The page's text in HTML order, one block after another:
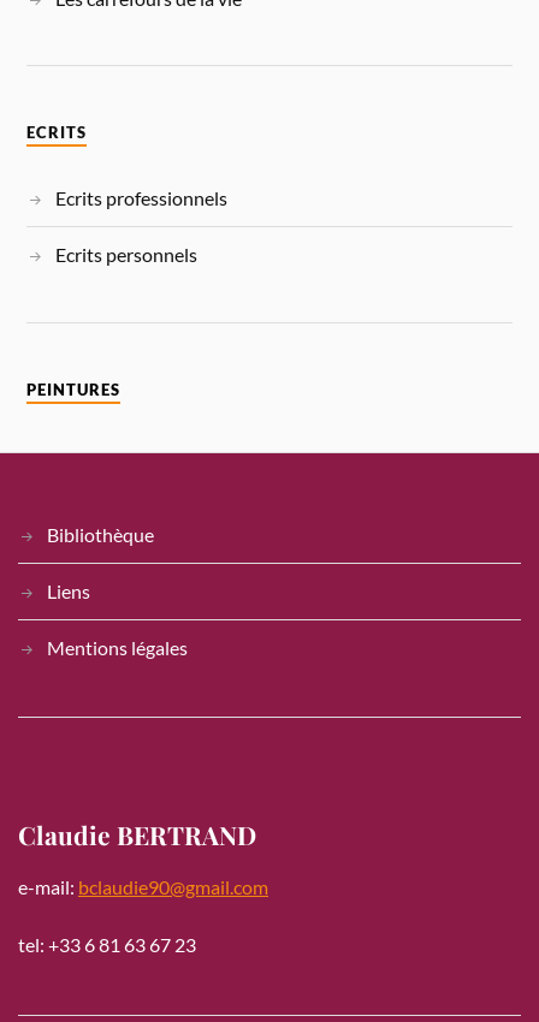
ECRITS
Ecrits professionnels
Ecrits personnels
PEINTURES
Bibliothèque
Liens
Mentions légales
Claudie BERTRAND
e-mail: bclaudie90@gmail.com
tel: +33 6 81 63 67 23